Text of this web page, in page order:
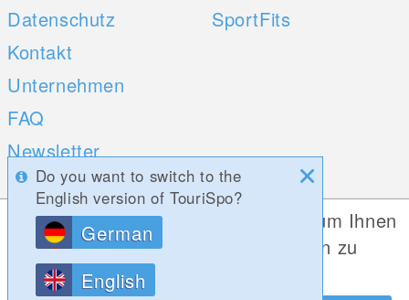
Datenschutz
Kontakt
Unternehmen
FAQ
Newsletter
Umfragen
SportFits
Mobile Apps Social Web
Do you want to switch to the
English version of TouriSpo?
German
English
Diese Website verwendet Cookies, um Ihnen
die bestmögliche Funktionalität bieten zu
können.